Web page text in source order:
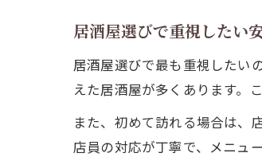
居酒屋選びで重視したい
居酒屋選びで最も重視したい
えた居酒屋が多くあります。
また、初めて訪れる場合は、
店員の対応が丁寧で、メニュ